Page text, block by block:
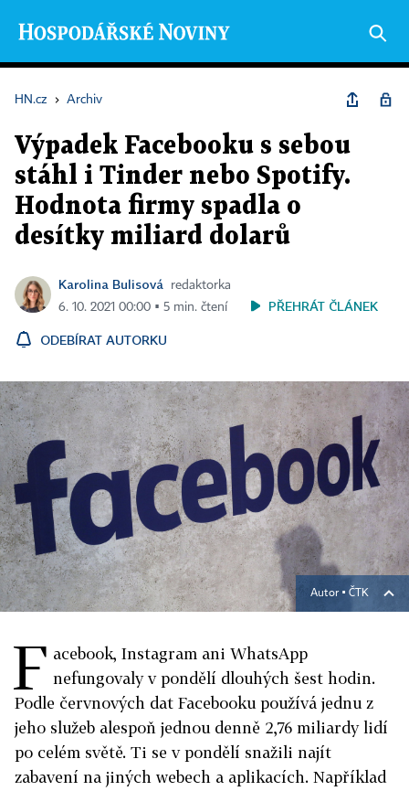
HN.cz › Archiv
Výpadek Facebooku s sebou
stáhl i Tinder nebo Spotify.
Hodnota firmy spadla o
desítky miliard dolarů
Karolina Bulisová
redaktorka
6. 10. 2021 00:00 ▪ 5 min. čtení
PŘEHRÁT ČLÁNEK
ODEBÍRAT AUTORKU
Autor ▪ ČTK
F acebook, Instagram ani WhatsApp
nefungovaly v pondělí dlouhých šest hodin.
Podle červnových dat Facebooku používá jednu z
jeho služeb alespoň jednou denně 2,76 miliardy lidí
po celém světě. Ti se v pondělí snažili najít
zabavení na jiných webech a aplikacích. Například